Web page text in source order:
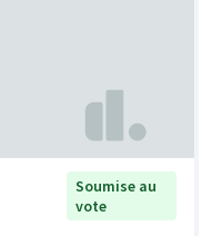
Soumise au
vote